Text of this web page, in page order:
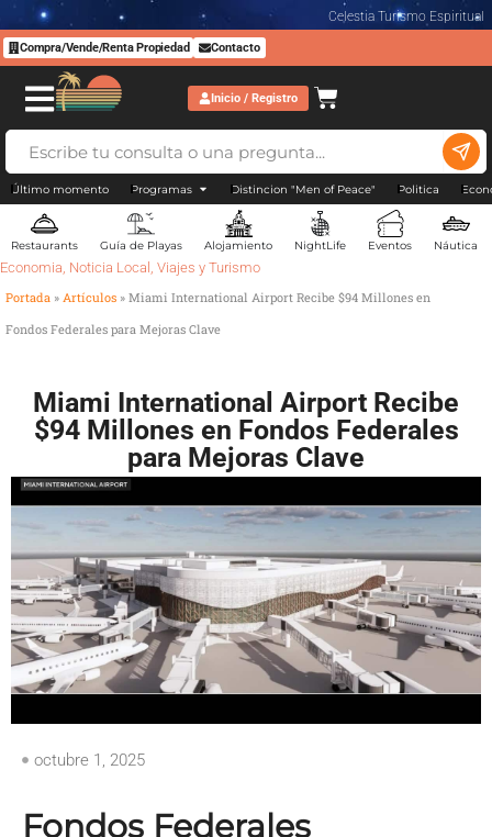
Celestia Turismo Espiritual
Compra/Vende/Renta Propiedad Contacto
Inicio / Registro
Último momento Programas Distincion "Men of Peace" Politica
Restaurants Guía de Playas Alojamiento NightLife Eventos Náutica
Economia, Noticia Local , Viajes y Turismo
Portada » Artículos » Miami International Airport Recibe $94 Millones en
Fondos Federales para Mejoras Clave
Miami International Airport Recibe
$94 Millones en Fondos Federales
para Mejoras Clave
octubre 1, 2025
Fondos Federales